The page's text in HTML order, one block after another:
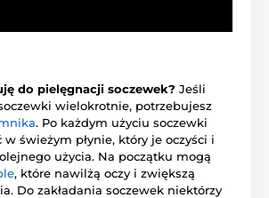
do pielęgnacji soczewek? Jeśli
wielokrotnie, potrzebujesz
. Po każdym użyciu soczewki
świeżym płynie, który je oczyści i
użycia. Na początku mogą
, które nawilżą oczy i zwiększą
Do zakładania soczewek niektórzy